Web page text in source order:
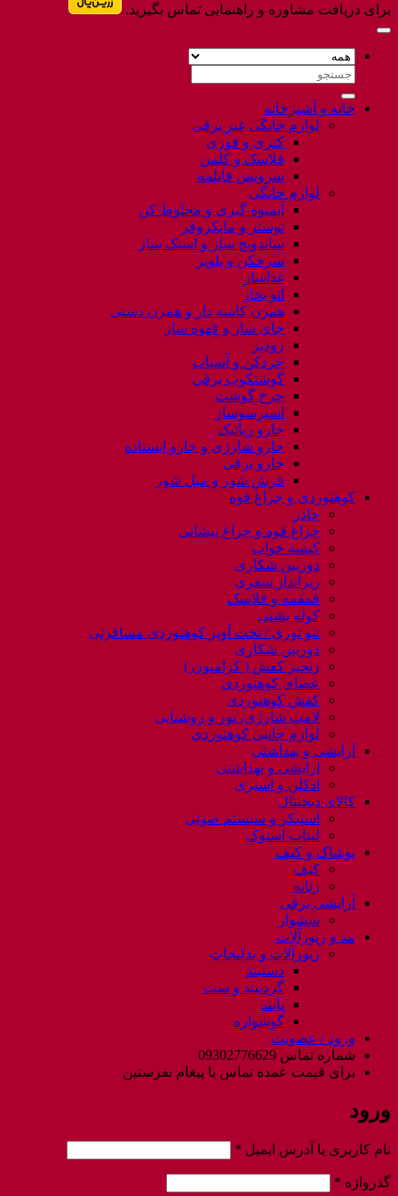
برای دریافت مشاوره و راهنمایی تماس بگیرید.
جستجو
خانه و آشپزخانه
لوازم خانگی غیر برقی
کتری و قوری
فلاسک و کلمن
سرویس قابلمه
لوازم خانگی
آبمیوه گیری و مخلوط کن
توستر و مایکروفر
ساندویچ ساز و اسنک ساز
سرخکن و پلوپز
غذاساز
اتو بخار
همزن کاسه دار و همزن دستی
چای ساز و قهوه ساز
زودپز
خردکن و آسیاب
گوشتکوب برقی
چرخ گوشت
اسپرسوساز
جارو رباتیک
جارو شارژی و جارو ایستاده
جارو برقی
فرش شور و مبل شور
کوهنوردی و چراغ قوه
چادر
چراغ قوه و چراغ پیشانی
کیسه خواب
دوربین شکاری
زیرانداز سفری
قمقمه و فلاسک
کوله پشتی
ننو توری / تخت آویز کوهنوردی مسافرتی
دوربین شکاری
زنجیر کفش ( کرامپون )
عصای کوهنوردی
کفش کوهنوردی
لامپ شارژی، نور و روشنایی
لوازم جانبی کوهنوردی
آرایشی و بهداشتی
آرایشی و بهداشتی
ادکلن و اسپری
کالای دیجیتال
اسپیکر و سیستم صوتی
لپتاب استوک
پوشاک و کیف
کیف
زنانه
آرایشی برقی
سشوار
مد و زیورآلات
زیورآلات و بدلیجات
دستبند
گردنبند و ست
پابند
گوشواره
ورود / عضویت
شماره تماس 09302776629
برای قیمت عمده تماس یا پیغام بفرستین
ورود
نام کاربری یا آدرس ایمیل *
گذرواژه *